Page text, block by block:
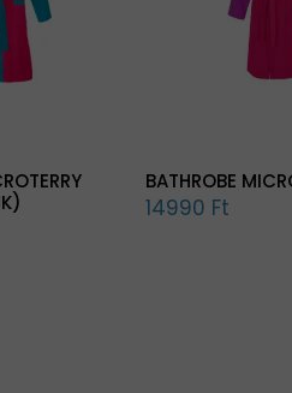
BATHROBE
14990 Ft